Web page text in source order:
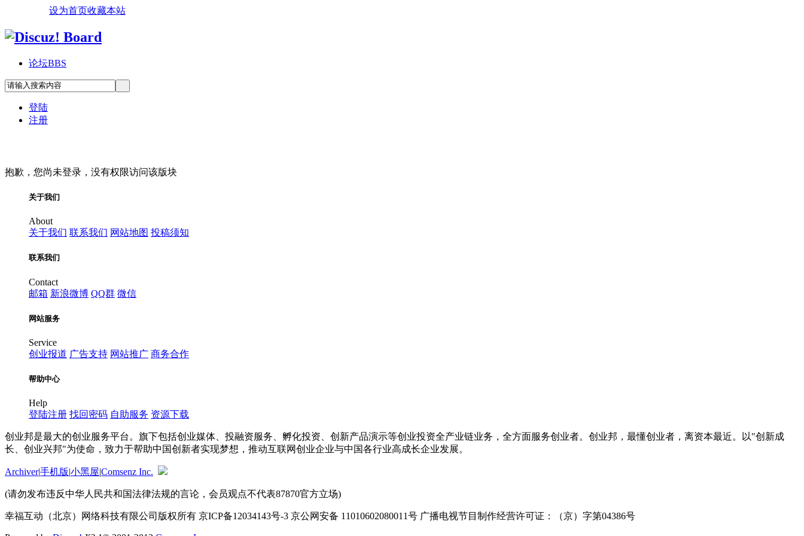
设为首页收藏本站
论坛BBS
登陆
注册
抱歉，您尚未登录，没有权限访问该版块
关于我们
About
关于我们 联系我们 网站地图 投稿须知
联系我们
Contact
邮箱 新浪微博 QQ群 微信
网站服务
Service
创业报道 广告支持 网站推广 商务合作
帮助中心
Help
登陆注册 找回密码 自助服务 资源下载
创业邦是最大的创业服务平台。旗下包括创业媒体、投融资服务、孵化投资、创新产品演示等创业投资全产业链业务，全方面服务创业者。创业邦，最懂创业者，离资本最近。以"创新成
长、创业兴邦"为使命，致力于帮助中国创新者实现梦想，推动互联网创业企业与中国各行业高成长企业发展。
Archiver|手机版|小黑屋|Comsenz Inc.
(请勿发布违反中华人民共和国法律法规的言论，会员观点不代表87870官方立场)
幸福互动（北京）网络科技有限公司版权所有 京ICP备12034143号-3 京公网安备 11010602080011号 广播电视节目制作经营许可证：（京）字第04386号